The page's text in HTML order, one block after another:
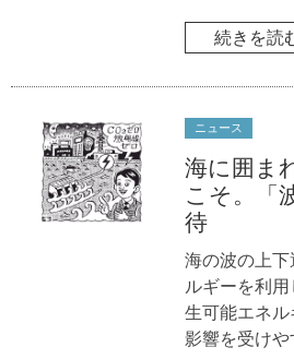
続きを読
ニュース
海に囲ま
こそ。「
待
海の波の上
ルギーを利
生可能エネ
影響を受けや